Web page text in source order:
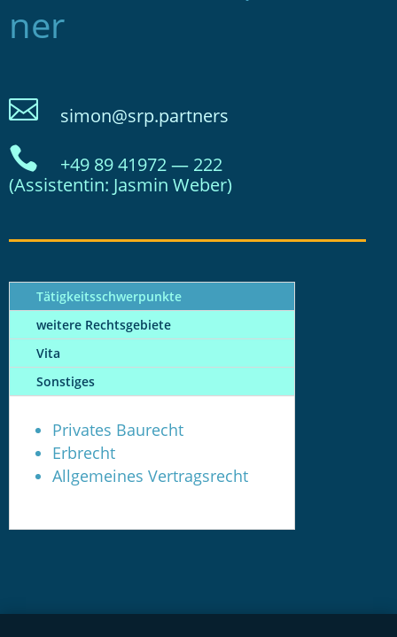
ner
 simon@srp.partners
 +49 89 41972 — 222
(Assis­ten­tin: Jas­min Weber)
Tätig­keits­schwer­punk­te
wei­te­re Rechts­ge­bie­te
Vita
Sons­ti­ges
Pri­va­tes Bau­recht
Erbrecht
All­ge­mei­nes Ver­trags­recht